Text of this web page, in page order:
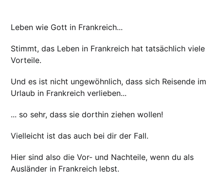
Leben wie Gott in Frankreich...
Stimmt, das Leben in Frankreich hat tatsächlich viele
Vorteile.
Und es ist nicht ungewöhnlich, dass sich Reisende im
Urlaub in Frankreich verlieben...
... so sehr, dass sie dorthin ziehen wollen!
Vielleicht ist das auch bei dir der Fall.
Hier sind also die Vor- und Nachteile, wenn du als
Ausländer in Frankreich lebst.